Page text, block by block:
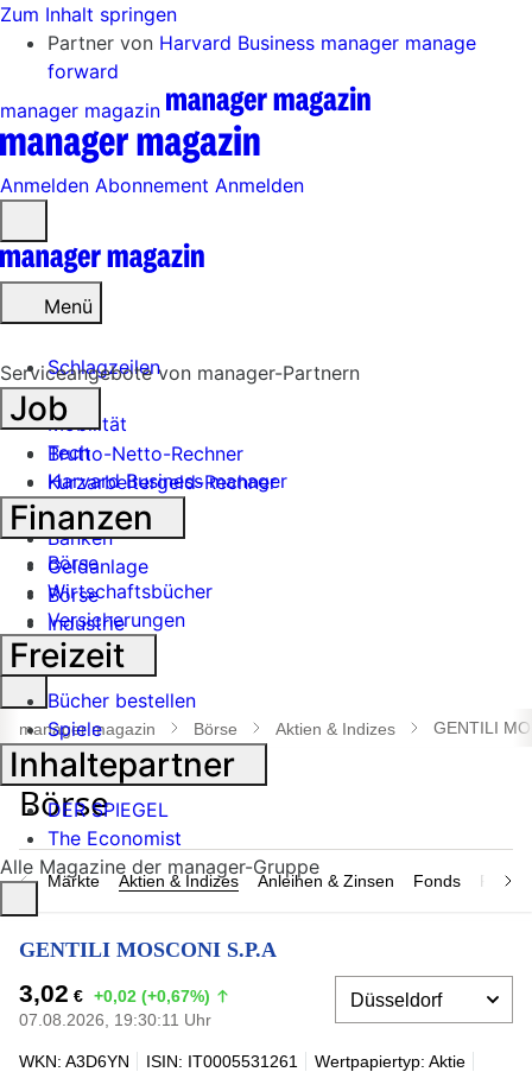
Zum Inhalt springen
Partner von Harvard Business manager manage
forward
manager magazin
Anmelden Abonnement Anmelden
öffnen
Menü
Schlagzeilen
Mobilität
Tech
Harvard Business manager
Handel
Banken
Geldanlage
Börse
Industrie
Suche
öffnen
manager magazin Börse Aktien & Indizes GENTILI
Märkte Aktien & Indizes Anleihen & Zinsen Fonds
GENTILI MOSCONI S.P.A
3,02 € +0,02 (+0,67%)
07.08.2026, 19:30:11 Uhr
WKN: A3D6YN ISIN: IT0005531261
Wertpapiertyp: Aktie
Serviceangebote von manager-Partnern
Job
Brutto-Netto-Rechner
Kurzarbeitergeld-Rechner
Finanzen
Börse
Wirtschaftsbücher
Versicherungen
Freizeit
Bücher bestellen
Spiele
Inhaltepartner
DER SPIEGEL
The Economist
Alle Magazine der manager-Gruppe